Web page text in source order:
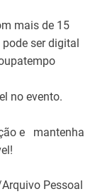
mais de 15
ser digital
no evento.
e mantenha
Pessoal